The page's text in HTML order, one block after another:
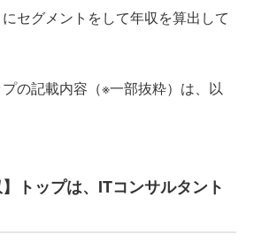
セグメントをして年収を算出して
の記載内容（※一部抜粋）は、以
】トップは、ITコンサルタント